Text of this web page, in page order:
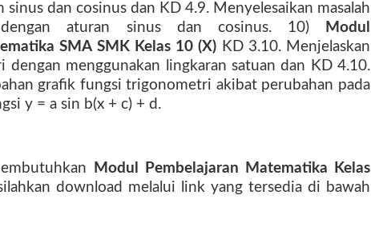
sinus dan cosinus dan KD 4.9. Menyelesaikan masalah
aturan sinus dan cosinus. 10)
Modul
SMA SMK Kelas 10 (X) KD 3.10. Menjelaskan
menggunakan lingkaran satuan dan KD 4.10.
grafik fungsi trigonometri akibat perubahan pada
y = a sin b(x + c) + d.
Modul Pembelajaran Matematika Kelas
download melalui link yang tersedia di bawah